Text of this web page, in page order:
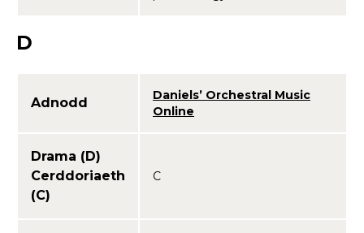
D
Adnodd
Daniels’ Orchestral Music
Online
Drama (D)
Cerddoriaeth
(C)
C